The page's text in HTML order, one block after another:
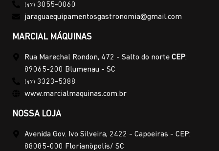
(47) 3055-0060
jaraguaequipamentosgastronomia@gmail.com
MARCIAL MÁQUINAS
Rua Marechal Rondon, 472 - Salto do norte CEP:
89065-200 Blumenau - SC
(47) 3323-5388
www.marcialmaquinas.com.br
NOSSA LOJA
Avenida Gov. Ivo Silveira, 2422 - Capoeiras - CEP:
88085-000 Florianòpolis/ SC